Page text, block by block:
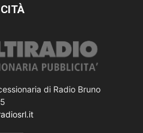
di Radio Bruno